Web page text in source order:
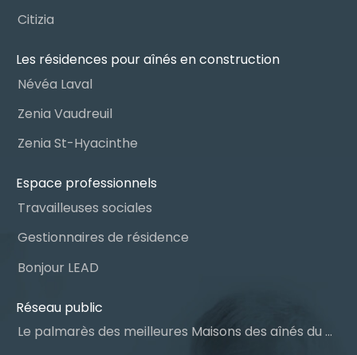
Citizia
Les résidences pour aînés en construction
Névéa Laval
Zenia Vaudreuil
Zenia St-Hyacinthe
Espace professionnels
Travailleuses sociales
Gestionnaires de résidence
Bonjour LEAD
Réseau public
Le palmarès des meilleures Maisons des aînés du Québec